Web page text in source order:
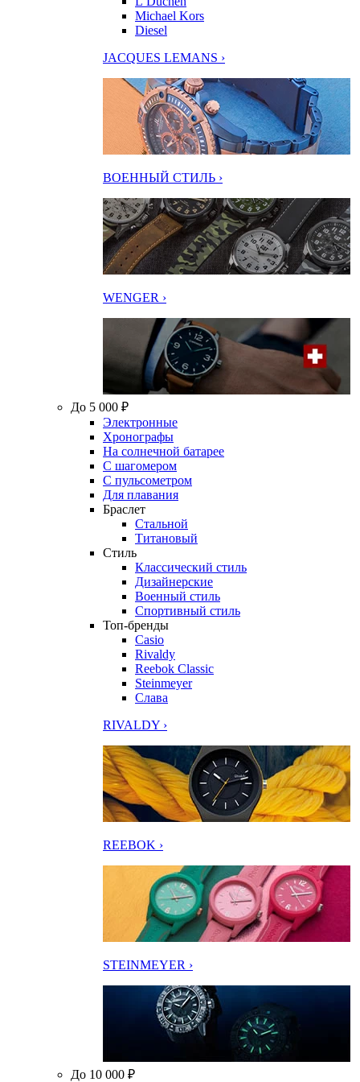
Michael Kors
Diesel
JACQUES LEMANS ›
ВОЕННЫЙ СТИЛЬ ›
WENGER ›
До 5 000 ₽
Электронные
Хронографы
На солнечной батарее
С шагомером
С пульсометром
Для плавания
Браслет
Стальной
Титановый
Стиль
Классический стиль
Дизайнерские
Военный стиль
Спортивный стиль
Топ-бренды
Casio
Rivaldy
Reebok Classic
Steinmeyer
Слава
RIVALDY ›
REEBOK ›
STEINMEYER ›
До 10 000 ₽